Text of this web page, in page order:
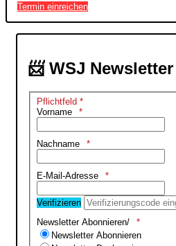
Termin einreichen
📨 WSJ Newsletter
Pflichtfeld *
Vorname
Nachname
E-Mail-Adresse
Verifizieren
Newsletter Abonnieren/
Newsletter Abonnieren